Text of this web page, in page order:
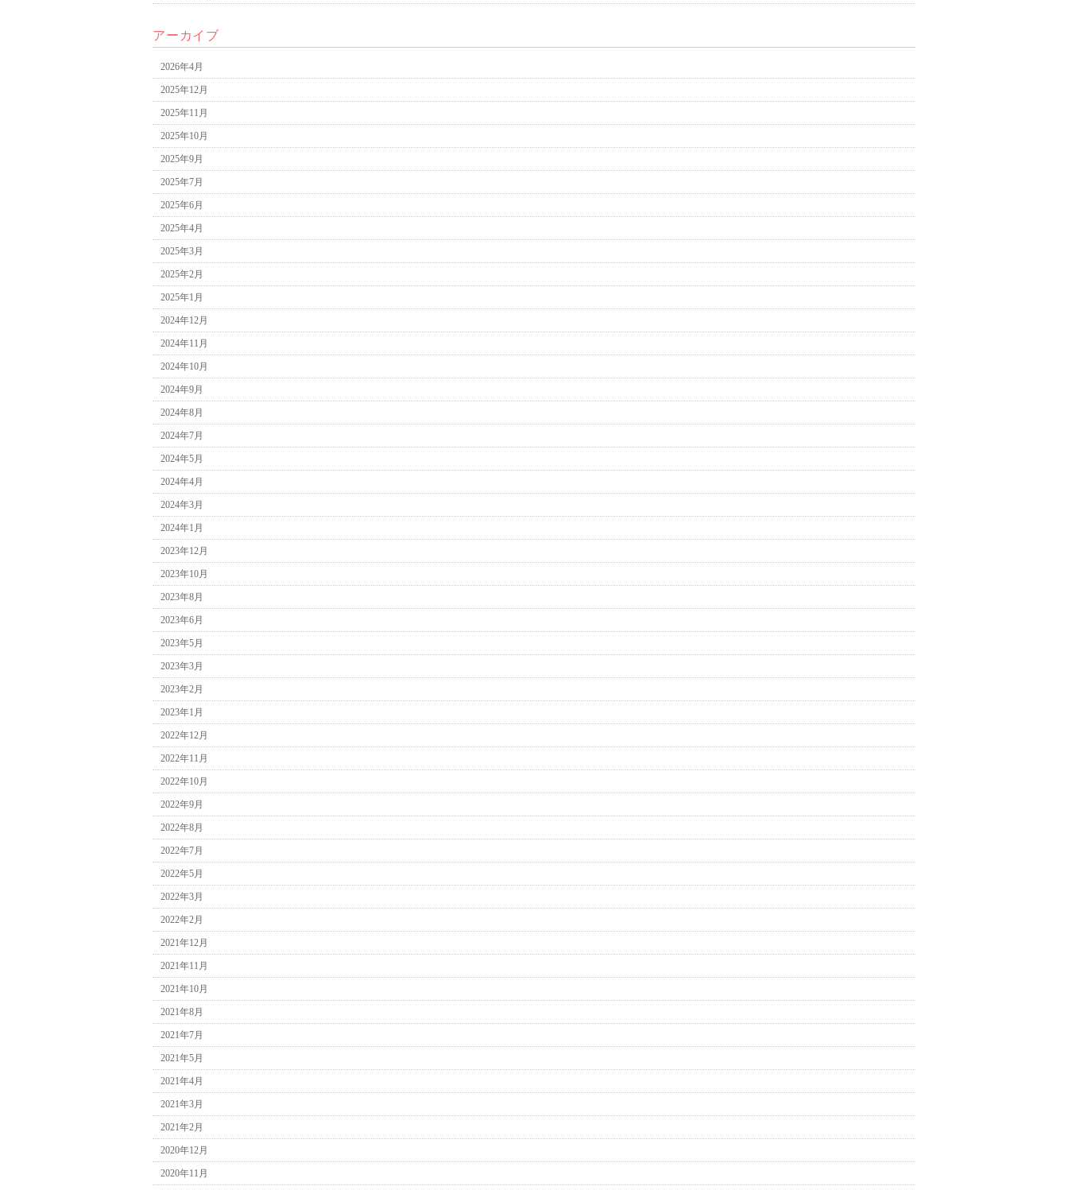
アーカイブ
2026年4月
2025年12月
2025年11月
2025年10月
2025年9月
2025年7月
2025年6月
2025年4月
2025年3月
2025年2月
2025年1月
2024年12月
2024年11月
2024年10月
2024年9月
2024年8月
2024年7月
2024年5月
2024年4月
2024年3月
2024年1月
2023年12月
2023年10月
2023年8月
2023年6月
2023年5月
2023年3月
2023年2月
2023年1月
2022年12月
2022年11月
2022年10月
2022年9月
2022年8月
2022年7月
2022年5月
2022年3月
2022年2月
2021年12月
2021年11月
2021年10月
2021年8月
2021年7月
2021年5月
2021年4月
2021年3月
2021年2月
2020年12月
2020年11月